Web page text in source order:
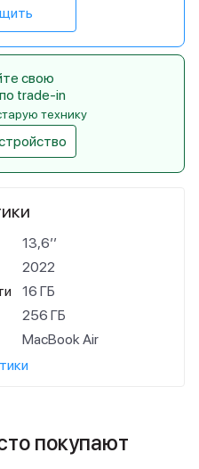
13,6’’
2022
16 ГБ
256 ГБ
MacBook Air
свою
trade-in
технику
покупают